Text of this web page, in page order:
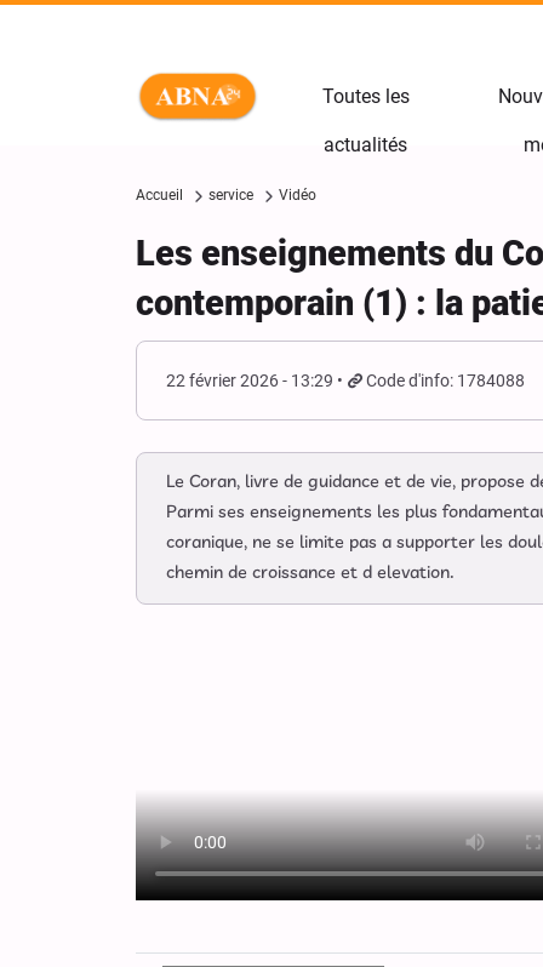
Toutes les
actualités
Accueil service Vidéo
Les enseignements du
contemporain (1) : la
22 février 2026 - 13:29 Code d'info: 1784088
Le Coran, livre de guidance et de vie, propose
Parmi ses enseignements les plus
coranique, ne se limite pas a supporter les
chemin de croissance et d elevation.